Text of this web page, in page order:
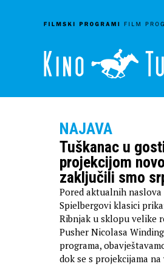
NAJAVA
Tuškanac u
projekcijom
zaključili smo
Pored aktualnih
Spielbergovi klasici
Ribnjak u sklopu velike
Pusher Nicolasa
programa,
dok se s projekcijama